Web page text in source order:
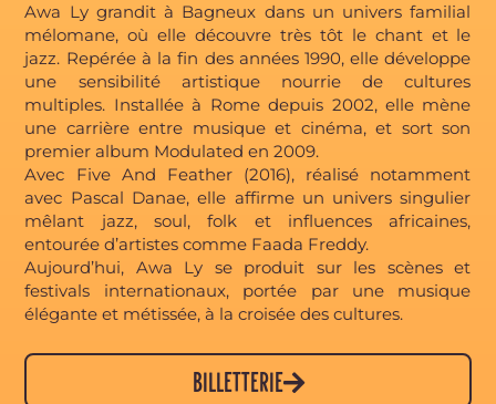
Awa Ly grandit à Bagneux dans un univers familial
mélomane, où elle découvre très tôt le chant et le
jazz. Repérée à la fin des années 1990, elle développe
une sensibilité artistique nourrie de cultures
multiples. Installée à Rome depuis 2002, elle mène
une carrière entre musique et cinéma, et sort son
premier album Modulated en 2009.
Avec Five And Feather (2016), réalisé notamment
avec Pascal Danae, elle affirme un univers singulier
mêlant jazz, soul, folk et influences africaines,
entourée d’artistes comme Faada Freddy.
Aujourd’hui, Awa Ly se produit sur les scènes et
festivals internationaux, portée par une musique
élégante et métissée, à la croisée des cultures.
BILLETTERIE